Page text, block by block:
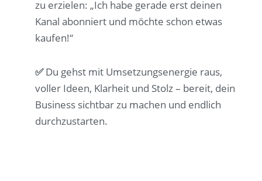
zu erzielen: „Ich habe gerade erst deinen
Kanal abonniert und möchte schon etwas
kaufen!“
✅Du gehst mit Umsetzungsenergie raus,
voller Ideen, Klarheit und Stolz – bereit, dein
Business sichtbar zu machen und endlich
durchzustarten.